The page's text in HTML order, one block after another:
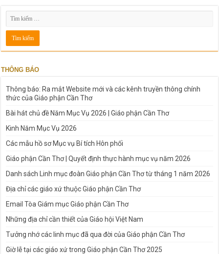
THÔNG BÁO
Thông báo: Ra mắt Website mới và các kênh truyền thông chính
thức của Giáo phận Cần Thơ
Bài hát chủ đề Năm Mục Vụ 2026 | Giáo phận Cần Thơ
Kinh Năm Mục Vụ 2026
Các mẫu hồ sơ Mục vụ Bí tích Hôn phối
Giáo phận Cần Thơ | Quyết định thực hành mục vụ năm 2026
Danh sách Linh mục đoàn Giáo phận Cần Thơ từ tháng 1 năm 2026
Địa chỉ các giáo xứ thuộc Giáo phận Cần Thơ
Email Tòa Giám mục Giáo phận Cần Thơ
Những địa chỉ cần thiết của Giáo hội Việt Nam
Tưởng nhớ các linh mục đã qua đời của Giáo phận Cần Thơ
Giờ lễ tại các giáo xứ trong Giáo phận Cần Thơ 2025